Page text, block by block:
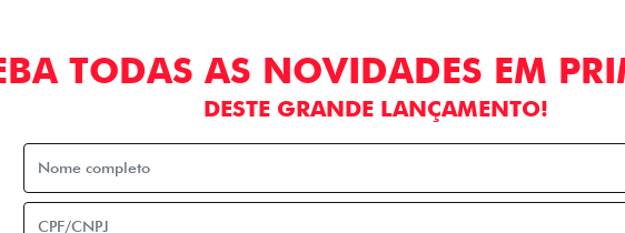
TODAS AS NOVIDADES EM
DESTE GRANDE LANÇAMENTO!